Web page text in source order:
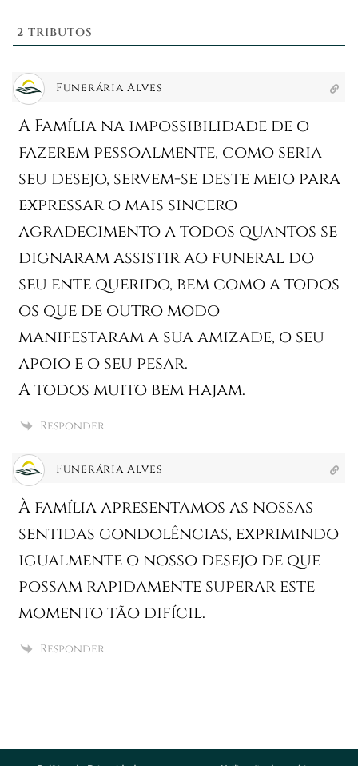
2 TRIBUTOS
Funerária Alves
A Família na impossibilidade de o
fazerem pessoalmente, como seria
seu desejo, servem-se deste meio para
expressar o mais sincero
agradecimento a todos quantos se
dignaram assistir ao funeral do
seu ente querido, bem como a todos
os que de outro modo
manifestaram a sua amizade, o seu
apoio e o seu pesar.
A todos muito bem hajam.
Responder
Funerária Alves
À família apresentamos as nossas
sentidas condolências, exprimindo
igualmente o nosso desejo de que
possam rapidamente superar este
momento tão difícil.
Responder